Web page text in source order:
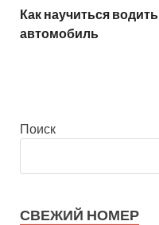
Как научиться водить
автомобиль
Поиск
СВЕЖИЙ НОМЕР